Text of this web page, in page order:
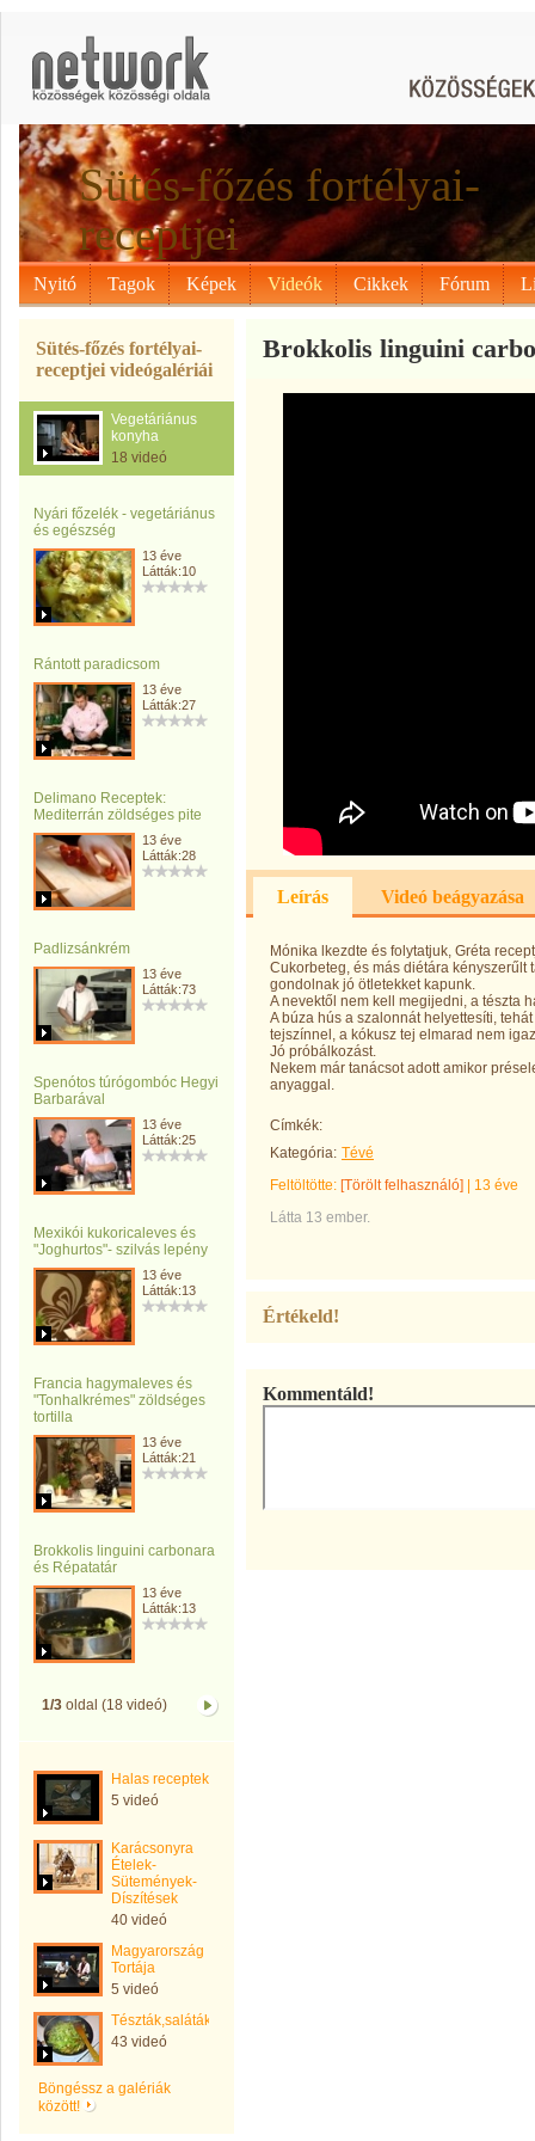
Sütés-főzés fortélyai-
receptjei
Nyitó Tagok Képek Videók Cikkek Fórum
Sütés-főzés fortélyai-
receptjei videógalériái
Vegetáriánus
konyha
18 videó
Nyári főzelék - vegetáriánus
és egészség
13 éve
Látták:10
Rántott paradicsom
13 éve
Látták:27
Delimano Receptek:
Mediterrán zöldséges pite
13 éve
Látták:28
Padlizsánkrém
13 éve
Látták:73
Spenótos túrógombóc Hegyi
Barbarával
13 éve
Látták:25
Mexikói kukoricaleves és
"Joghurtos"- szilvás lepény
13 éve
Látták:13
Francia hagymaleves és
"Tonhalkrémes" zöldséges
tortilla
13 éve
Látták:21
Brokkolis linguini carbonara
és Répatatár
13 éve
Látták:13
1/3oldal (18 videó)
Halas receptek
5 videó
Karácsonyra
Ételek-
Sütemények-
Díszítések
40 videó
Magyarország
Tortája
5 videó
Tészták,saláták,kenyerek
43 videó
Böngéssz a galériák
között!
Brokkolis linguini
Leírás Videó beágyazása
Mónika lkezdte és folytatjuk, Gréta
Cukorbeteg, és más diétára kényszerűlt
gondolnak jó ötletekket kapunk.
A nevektől nem kell megijedni, a tészta
A búza hús a szalonnát helyettesíti,
tejszínnel, a kókusz tej elmarad nem
Jó próbálkozást.
Nekem már tanácsot adott amikor
anyaggal.
Címkék:
Kategória: Tévé
Feltöltötte: [Törölt felhasználó]
13 éve
Látta 13 ember.
Értékeld!
Kommentáld!